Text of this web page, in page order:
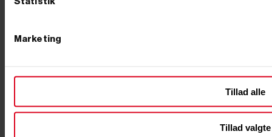
Marketing
Tillad alle
Tillad valgte
(2.896,00 kr. ekskl. moms.)